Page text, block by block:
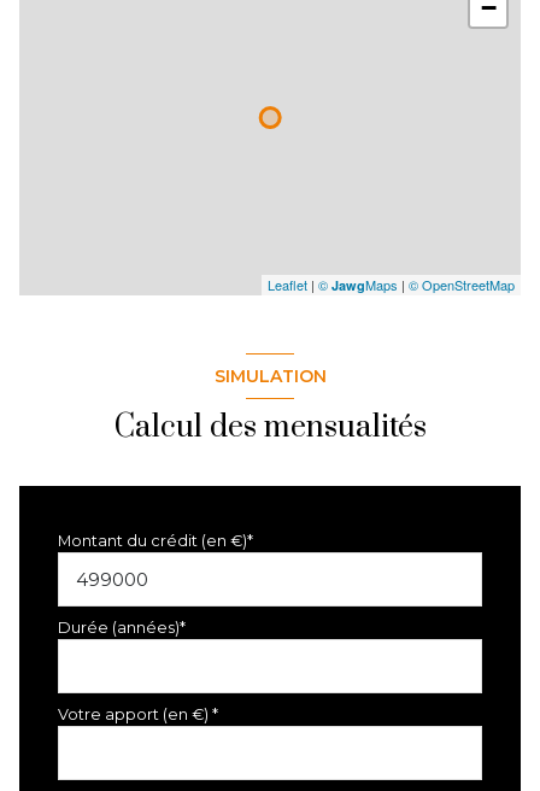
−
Leaflet | © JawgMaps | © OpenStreetMap
SIMULATION
Calcul des mensualités
Montant du crédit (en €)*
Durée (années)*
Votre apport (en €) *